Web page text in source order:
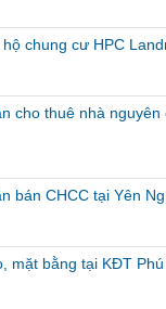
chung cư HPC
cho thuê nhà
bán CHCC tại Yên
mặt bằng tại KĐT